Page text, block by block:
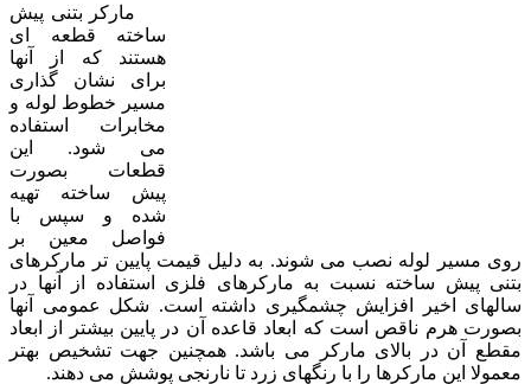
مارکر بتنی پیش
ساخته قطعه ای
هستند که از آنها
برای نشان گذاری
مسیر خطوط لوله و
مخابرات استفاده
می شود. این
قطعات بصورت
پیش ساخته تهیه
شده و سپس با
فواصل معین بر
روی مسیر لوله نصب می شوند. به دلیل قیمت پایین تر مارکرهای
بتنی پیش ساخته نسبت به مارکرهای فلزی استفاده از آنها در
سالهای اخیر افزایش چشمگیری داشته است. شکل عمومی آنها
بصورت هرم ناقص است که ابعاد قاعده آن در پایین بیشتر از ابعاد
مقطع آن در بالای مارکر می باشد. همچنین جهت تشخیص بهتر
معمولا این مارکرها را با رنگهای زرد تا نارنجی پوشش می دهند.